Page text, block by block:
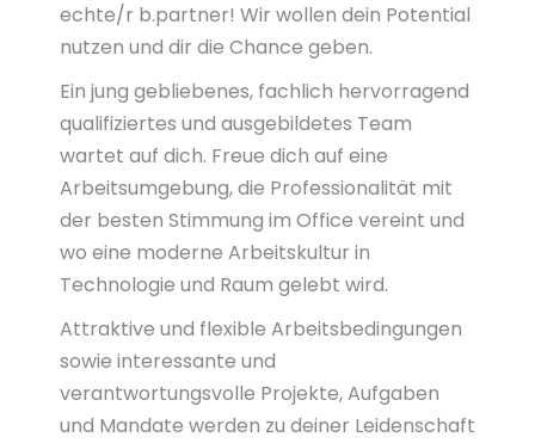
echte/r b.partner! Wir wollen dein Potential
nutzen und dir die Chance geben.
Ein jung gebliebenes, fachlich hervorragend
qualifiziertes und ausgebildetes Team
wartet auf dich. Freue dich auf eine
Arbeitsumgebung, die Professionalität mit
der besten Stimmung im Office vereint und
wo eine moderne Arbeitskultur in
Technologie und Raum gelebt wird.
Attraktive und flexible Arbeitsbedingungen
sowie interessante und
verantwortungsvolle Projekte, Aufgaben
und Mandate werden zu deiner Leidenschaft